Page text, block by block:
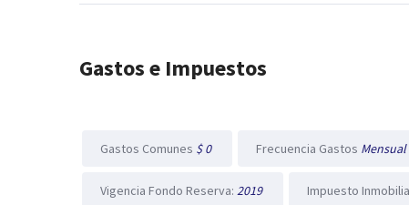
Gastos e Impuestos
Gastos Comunes $ 0 Frecuencia Gastos Mensual
Vigencia Fondo Reserva: 2019 Impuesto